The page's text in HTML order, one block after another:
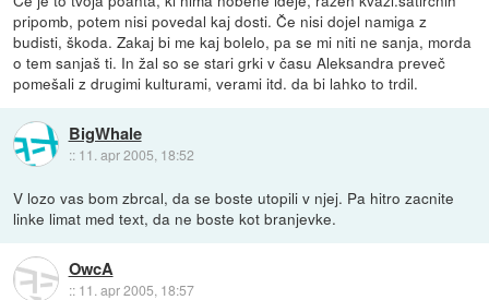
pripomb, potem nisi povedal kaj dosti. Če nisi dojel namiga z
budisti, škoda. Zakaj bi me kaj bolelo, pa se mi niti ne sanja, morda
o tem sanjaš ti. In žal so se stari grki v času Aleksandra preveč
pomešali z drugimi kulturami, verami itd. da bi lahko to trdil.
BigWhale
:: 11. apr 2005, 18:52
V lozo vas bom zbrcal, da se boste utopili v njej. Pa hitro zacnite
linke limat med text, da ne boste kot branjevke.
OwcA
:: 11. apr 2005, 18:57